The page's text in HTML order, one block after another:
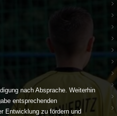
nach Absprache. Weiterhin
entsprechenden
Entwicklung zu fördern und